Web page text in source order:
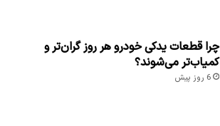
چرا قطعات یدکی خودرو هر روز گران‌تر و
کمیاب‌تر می‌شوند؟
6 روز پیش